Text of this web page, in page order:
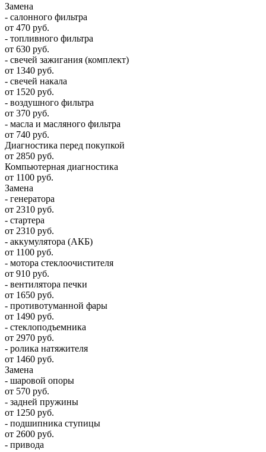
Замена
- салонного фильтра
от 470 руб.
- топливного фильтра
от 630 руб.
- свечей зажигания (комплект)
от 1340 руб.
- свечей накала
от 1520 руб.
- воздушного фильтра
от 370 руб.
- масла и масляного фильтра
от 740 руб.
Диагностика перед покупкой
от 2850 руб.
Компьютерная диагностика
от 1100 руб.
Замена
- генератора
от 2310 руб.
- стартера
от 2310 руб.
- аккумулятора (АКБ)
от 1100 руб.
- мотора стеклоочистителя
от 910 руб.
- вентилятора печки
от 1650 руб.
- противотуманной фары
от 1490 руб.
- стеклоподъемника
от 2970 руб.
- ролика натяжителя
от 1460 руб.
Замена
- шаровой опоры
от 570 руб.
- задней пружины
от 1250 руб.
- подшипника ступицы
от 2600 руб.
- привода